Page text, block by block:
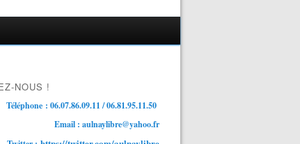
NOUS !
Téléphone : 06.07.86.09.11 / 06.81.95.11.50
Email : aulnaylibre@yahoo.fr